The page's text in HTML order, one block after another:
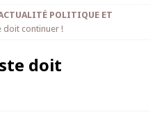
POLITIQUE ET
doit continuer !
doit